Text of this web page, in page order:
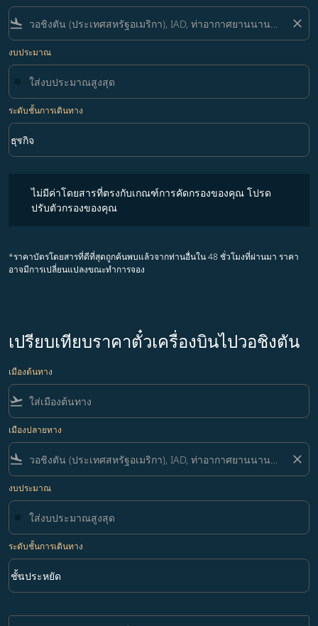
flight_land close
งบประมาณ
ระดับชั้นการเดินทาง
ระดับชั้นการเดินทาง option ธุรกิจ Selected
ธุรกิจ
keyboard_arrow_down
ไม่มีค่าโดยสารที่ตรงกับเกณฑ์การคัดกรองของคุณ โปรด
ปรับตัวกรองของคุณ
*ราคาบัตรโดยสารที่ดีที่สุดถูกค้นพบแล้วจากท่านอื่นใน 48 ชั่วโมงที่ผ่านมา ราคา
อาจมีการเปลี่ยนแปลงขณะทำการจอง
เปรียบเทียบราคาตั๋วเครื่องบินไปวอชิงตัน
เมืองต้นทาง
flight_takeoff
เมืองปลายทาง
flight_land close
งบประมาณ
ระดับชั้นการเดินทาง
ระดับชั้นการเดินทาง option ชั้นประหยัด Selected
ชั้นประหยัด
keyboard_arrow_down